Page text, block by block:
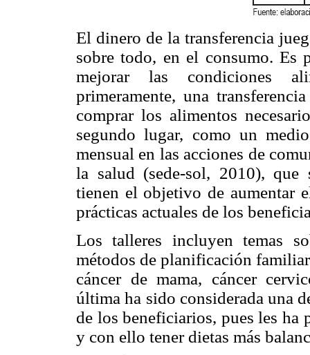
El dinero de la transferencia
sobre todo, en el consumo. Es
mejorar las condiciones
primeramente, una
comprar los alimentos
segundo lugar, como un
mensual en las acciones de
la salud (sede-sol, 2010), que
tienen el objetivo de aumentar
prácticas actuales de los
Los talleres incluyen temas
métodos de planificación
cáncer de mama, cáncer
última ha sido considerada una
de los beneficiarios, pues les
y con ello tener dietas más